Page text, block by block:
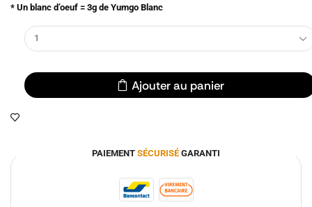
* Un blanc d’oeuf = 3g de Yumgo Blanc
Ajouter au panier
PAIEMENT SÉCURISÉ GARANTI